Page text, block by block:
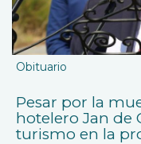
Obituario
Pesar por la
hotelero Jan de
turismo en la